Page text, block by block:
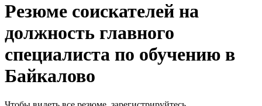
Резюме соискателей на
должность главного
специалиста по обучению в
Байкалово